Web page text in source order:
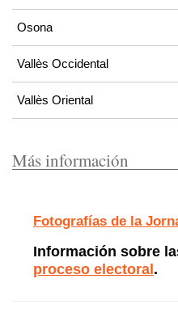
Osona
Vallès Occidental
Vallès Oriental
Más información
Fotografías de la
Información sobre
proceso electoral .